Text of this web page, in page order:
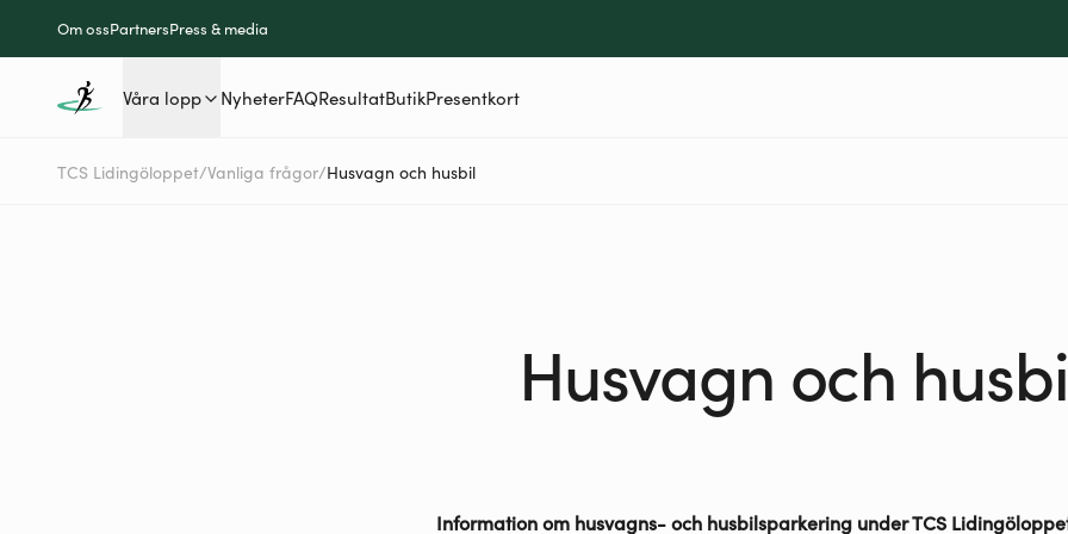
Om ossPartnersPress & media
Våra lopp NyheterFAQResultatButikPresentkort
TCS Lidingöloppet/Vanliga frågor/Husvagn och husbil
Husvagn och
Information om husvagns- och husbilsparkering under TCS